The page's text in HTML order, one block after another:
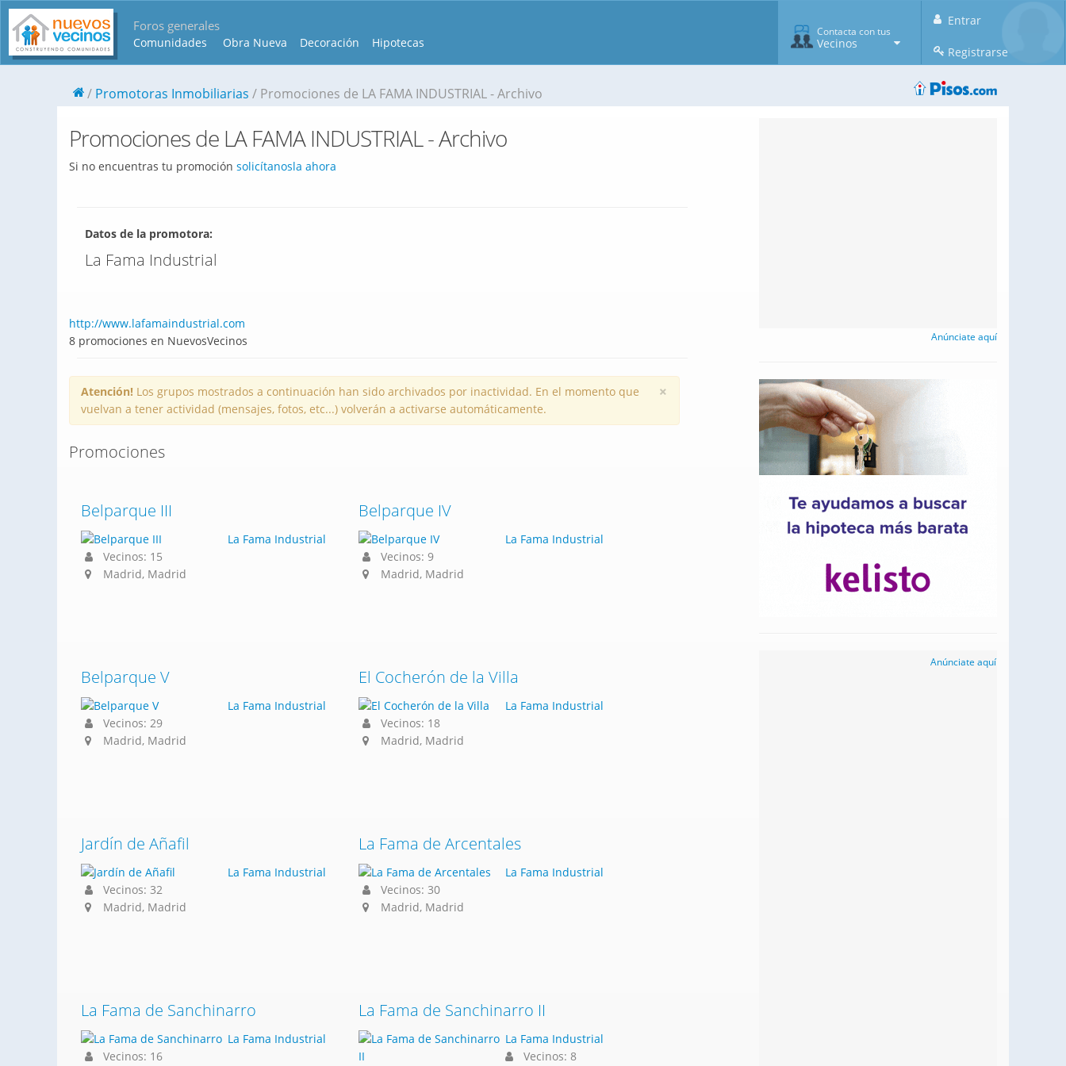
Foros generales
Comunidades Obra Nueva Decoración Hipotecas
Entrar
Registrarse
Contacta con tus
Vecinos
Promotoras Inmobiliarias Promociones de LA FAMA INDUSTRIAL - Archivo
Promociones de LA FAMA INDUSTRIAL - Archivo
Si no encuentras tu promoción solicítanosla ahora
Datos de la promotora:
La Fama Industrial
http://www.lafamaindustrial.com
8 promociones en NuevosVecinos
×
Atención! Los grupos mostrados a continuación han sido archivados por inactividad. En el momento que
vuelvan a tener actividad (mensajes, fotos, etc...) volverán a activarse automáticamente.
Promociones
Belparque III
La Fama Industrial
Vecinos: 15
Madrid, Madrid
Belparque IV
La Fama Industrial
Vecinos: 9
Madrid, Madrid
Belparque V
La Fama Industrial
Vecinos: 29
Madrid, Madrid
El Cocherón de la Villa
La Fama Industrial
Vecinos: 18
Madrid, Madrid
Jardín de Añafil
La Fama Industrial
Vecinos: 32
Madrid, Madrid
La Fama de Arcentales
La Fama Industrial
Vecinos: 30
Madrid, Madrid
La Fama de Sanchinarro
La Fama Industrial
Vecinos: 16
La Fama de Sanchinarro II
La Fama Industrial
Vecinos: 8
Anúnciate aquí
Anúnciate aquí